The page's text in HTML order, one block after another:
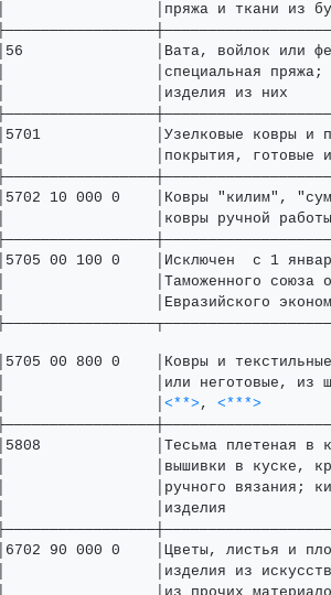
│                 │Таможенного союза
│                 │Евразийского
│5705 00 800 0    │Ковры и
│                 │или неготовые, из
<**> , <***>
│5808             │Тесьма плетеная в
│                 │вышивки в куске,
│                 │ручного вязания;
│                 │изделия
│6702 90 000 0    │Цветы, листья и
│                 │изделия из